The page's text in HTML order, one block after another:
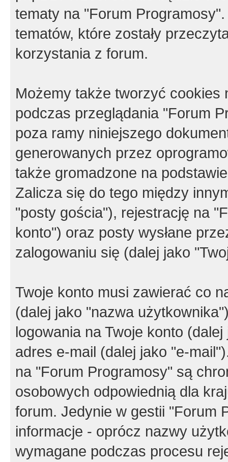
tematy na "Forum
tematów, które zostały
korzystania z forum.
Możemy także tworzyć cookies
podczas przeglądania "Forum
poza ramy niniejszego
generowanych przez
także gromadzone na
Zalicza się do tego między
"posty gościa"), rejestrację na
konto") oraz posty wysłane
zalogowaniu się (dalej jako
Twoje konto musi zawierać co
(dalej jako "nazwa
logowania na Twoje konto
adres e-mail (dalej jako "e-
na "Forum Programosy" są
osobowych odpowiednią dla
forum. Jedynie w gestii "Forum
informacje - oprócz nazwy
wymagane podczas procesu